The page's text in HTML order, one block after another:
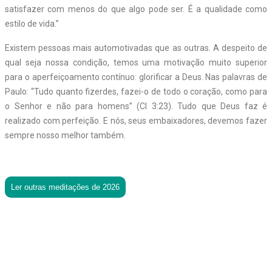
satisfazer com menos do que algo pode ser. É a qualidade como
estilo de vida.”
Existem pessoas mais automotivadas que as outras. A despeito de
qual seja nossa condição, temos uma motivação muito superior
para o aperfeiçoamento contínuo: glorificar a Deus. Nas palavras de
Paulo: “Tudo quanto fizerdes, fazei-o de todo o coração, como para
o Senhor e não para homens” (Cl 3:23). Tudo que Deus faz é
realizado com perfeição. E nós, seus embaixadores, devemos fazer
sempre nosso melhor também.
Ler outras meditações de 2026